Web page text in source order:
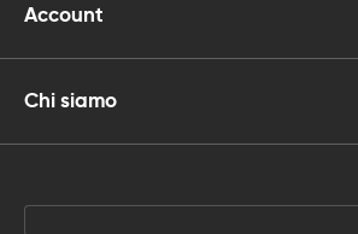
Account
Chi siamo